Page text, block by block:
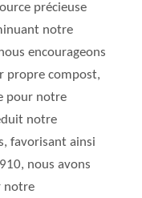
précieuse
notre
encourageons
propre compost,
pour notre
notre
favorisant ainsi
nous avons
notre